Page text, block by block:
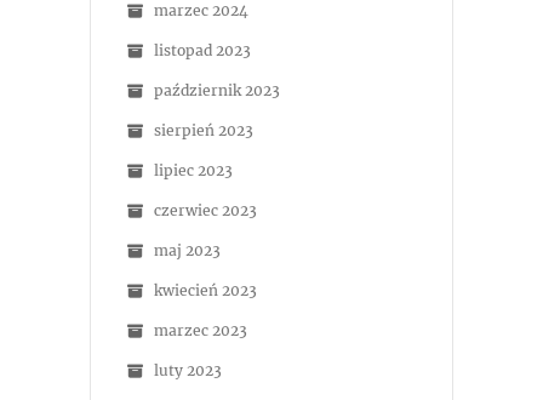
marzec 2024
listopad 2023
październik 2023
sierpień 2023
lipiec 2023
czerwiec 2023
maj 2023
kwiecień 2023
marzec 2023
luty 2023